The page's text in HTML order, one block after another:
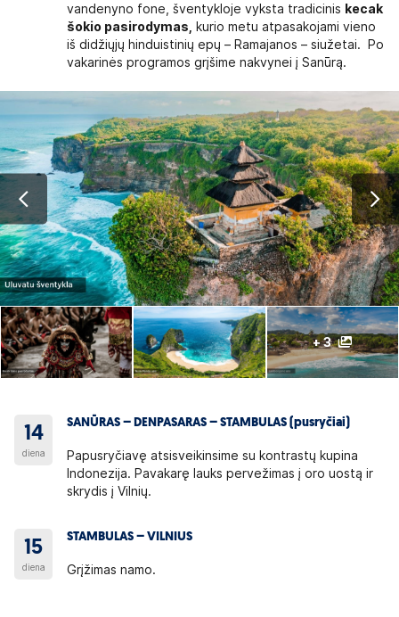
vandenyno fone, šventykloje vyksta tradicinis kecak
šokio pasirodymas,
kurio metu atpasakojami vieno
iš didžiųjų hinduistinių epų – Ramajanos – siužetai. Po
vakarinės programos grįšime nakvynei į Sanūrą.
+ 3
14
diena
SANŪRAS – DENPASARAS – STAMBULAS (pusryčiai)
Papusryčiavę atsisveikinsime su kontrastų kupina
Indonezija. Pavakarę lauks pervežimas į oro uostą ir
skrydis į Vilnių.
15
diena
STAMBULAS – VILNIUS
Grįžimas namo.